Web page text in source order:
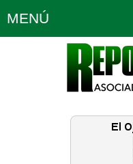
MENÚ
Política